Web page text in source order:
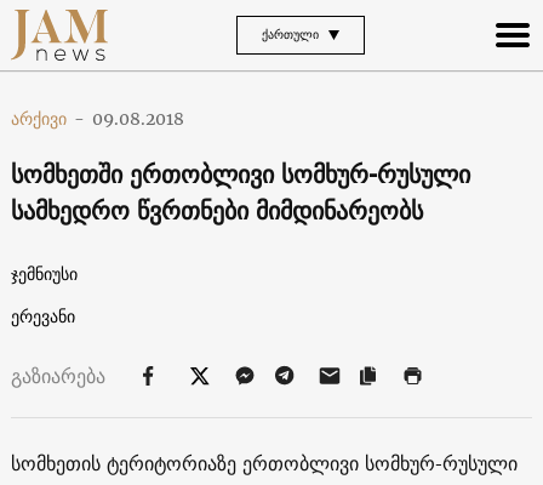
ᲥᲐᲠᲗᲣᲚᲘ
არქივი - 09.08.2018
სომხეთში ერთობლივი სომხურ-რუსული
სამხედრო წვრთნები მიმდინარეობს
ჯემნიუსი
ერევანი
გაზიარება
სომხეთის ტერიტორიაზე ერთობლივი სომხურ-რუსული